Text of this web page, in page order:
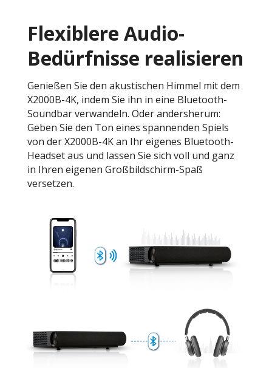
Flexiblere Audio-
Bedürfnisse realisieren
Genießen Sie den akustischen Himmel mit dem
X2000B-4K, indem Sie ihn in eine Bluetooth-
Soundbar verwandeln. Oder andersherum:
Geben Sie den Ton eines spannenden Spiels
von der X2000B-4K an Ihr eigenes Bluetooth-
Headset aus und lassen Sie sich voll und ganz
in Ihren eigenen Großbildschirm-Spaß
versetzen.